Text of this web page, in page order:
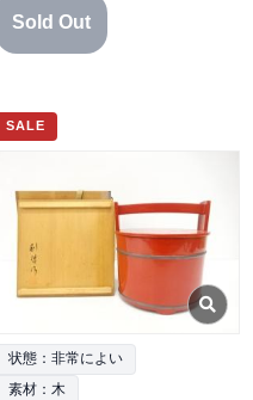
Sold Out
SALE
状態：非常によい
素材：木